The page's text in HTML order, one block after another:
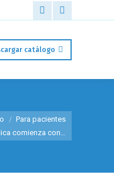
Whatsapp
page
opens
window
Mail
page
opens
window
catálogo
Para pacientes
comienza con…